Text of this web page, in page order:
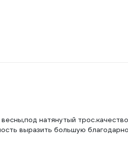
натянутый
выразить большую